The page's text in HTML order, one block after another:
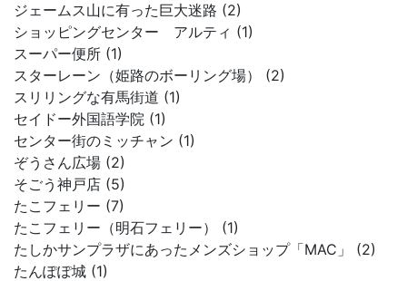
ジェームス山に有った巨大迷路 (2)
ショッピングセンター アルティ (1)
スーパー便所 (1)
スターレーン（姫路のボーリング場） (2)
スリリングな有馬街道 (1)
セイドー外国語学院 (1)
センター街のミッチャン (1)
ぞうさん広場 (2)
そごう神戸店 (5)
たこフェリー (7)
たこフェリー（明石フェリー） (1)
たしかサンプラザにあったメンズショップ「MAC」 (2)
たんぽぽ城 (1)